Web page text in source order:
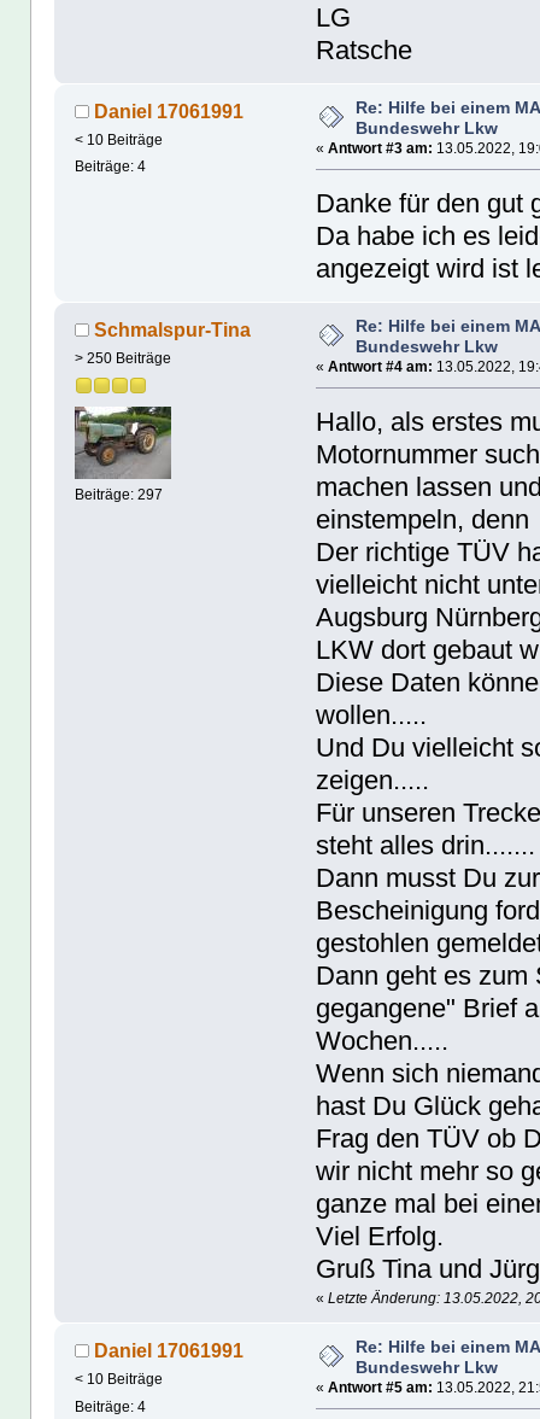
LG
Ratsche
Daniel 17061991
< 10 Beiträge
Beiträge: 4
Re: Hilfe bei einem
Bundeswehr Lkw
«Antwort #3 am: 13.05.2022,
Danke für den gut
Da habe ich es
angezeigt wird ist
Schmalspur-Tina
> 250 Beiträge
Beiträge: 297
Re: Hilfe bei einem
Bundeswehr Lkw
«Antwort #4 am: 13.05.2022,
Hallo, als erstes
Motornummer
machen lassen
einstempeln,
Der richtige TÜV
vielleicht nicht
Augsburg
LKW dort gebaut
Diese Daten
wollen.....
Und Du vielleicht
zeigen.....
Für unseren
steht alles drin.......
Dann musst Du
Bescheinigung
gestohlen
Dann geht es zum
gegangene" Brief
Wochen.....
Wenn sich
hast Du Glück
Frag den TÜV ob
wir nicht mehr so
ganze mal bei
Viel Erfolg.
Gruß Tina und
«Letzte Änderung: 13.05.2022,
Daniel 17061991
< 10 Beiträge
Beiträge: 4
Re: Hilfe bei einem
Bundeswehr Lkw
«Antwort #5 am: 13.05.2022,